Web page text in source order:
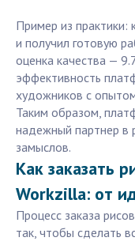
Пример из практики:
и получил готовую
оценка качества —
эффективность
художников с
Таким образом,
надежный партнер в
замыслов.
Как заказать
Workzilla: от
Процесс заказа
так, чтобы сделать